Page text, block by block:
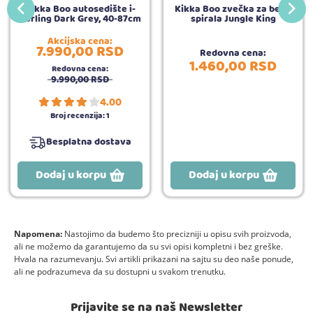
Kikka Boo autosedište i-
Darling Dark Grey, 40-87cm
Akcijska cena:
7.990,00RSD
Redovna cena:
9.990,00RSD
4.00
Broj recenzija:1
Besplatna dostava
Dodaj u korpu
Kikka Boo zvečka za bebe
spirala Jungle King
Redovna cena:
1.460,00RSD
Dodaj u korpu
Napomena: Nastojimo da budemo što precizniji u opisu svih proizvoda,
ali ne možemo da garantujemo da su svi opisi kompletni i bez greške.
Hvala na razumevanju. Svi artikli prikazani na sajtu su deo naše ponude,
ali ne podrazumeva da su dostupni u svakom trenutku.
Prijavite se na naš Newsletter